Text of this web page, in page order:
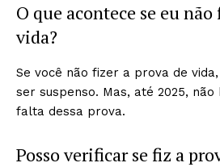
O que acontece se eu
vida?
Se você não fizer a prova de
ser suspenso. Mas, até 2025,
falta dessa prova.
Posso verificar se fiz a